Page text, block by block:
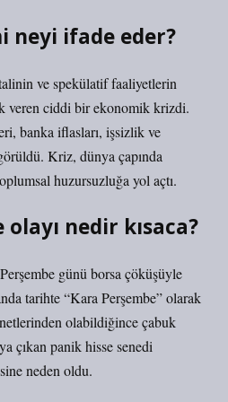
neyi ifade eder?
ve spekülatif faaliyetlerin
veren ciddi bir ekonomik krizdi.
banka iflasları, işsizlik ve
Kriz, dünya çapında
huzursuzluğa yol açtı.
nedir kısaca?
günü borsa çöküşüyle
tarihte “Kara Perşembe” olarak
olabildiğince çabuk
çıkan panik hisse senedi
neden oldu.